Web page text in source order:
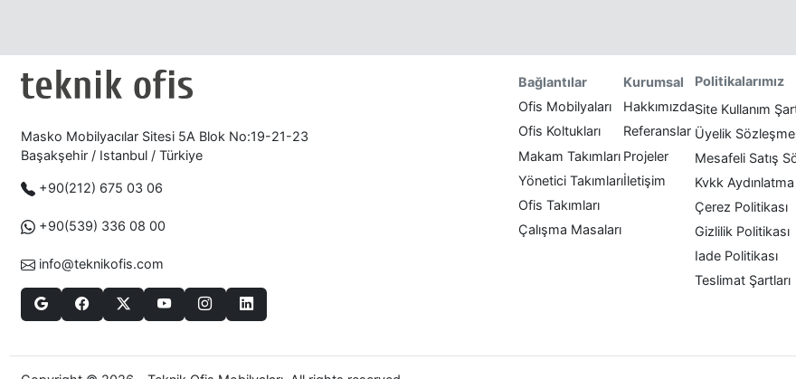
Masko Mobilyacılar Sitesi 5A Blok No:19-21-23
Başakşehir / Istanbul / Türkiye
+90(212) 675 03 06
+90(539) 336 08 00
info@teknikofis.com
Bağlantılar
Ofis Mobilyaları
Ofis Koltukları
Makam Takımları
Yönetici Takımları
Ofis Takımları
Çalışma Masaları
Kurumsal
Hakkımızda
Referanslar
Projeler
İletişim
Politikalarımız
Site Kullanım
Üyelik
Mesafeli Satış
Kvkk
Çerez Politikası
Gizlilik Politikası
Iade Politikası
Teslimat Şartları